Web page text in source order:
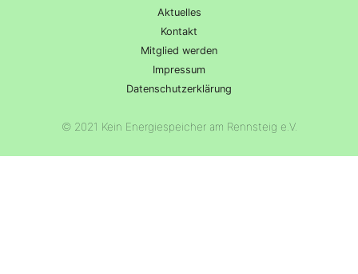
Aktuelles
Kontakt
Mitglied werden
Impressum
Datenschutzerklärung
© 2021 Kein Energiespeicher am Rennsteig e.V.